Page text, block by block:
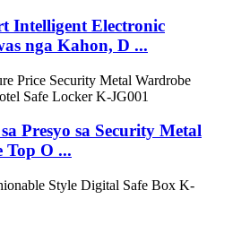
Intelligent Electronic
nga Kahon, D ...
Presyo sa Security Metal
Top O ...